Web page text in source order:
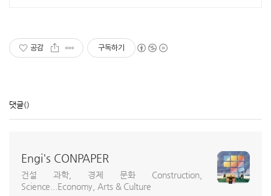
공감 구독하기
댓글()
Engi's CONPAPER
건설 과학, 경제 문화 Construction,
Science...Economy, Arts & Culture